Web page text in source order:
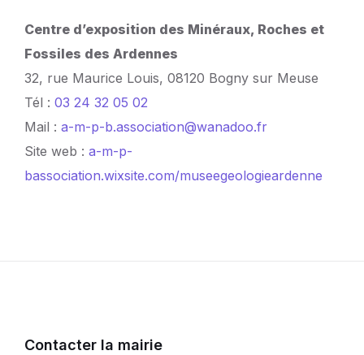
Centre d’exposition des Minéraux, Roches et
Fossiles des Ardennes
32, rue Maurice Louis, 08120 Bogny sur Meuse
Tél : 03 24 32 05 02
Mail : a-m-p-b.association@wanadoo.fr
Site web : a-m-p-
bassociation.wixsite.com/museegeologieardenne
Contacter la mairie